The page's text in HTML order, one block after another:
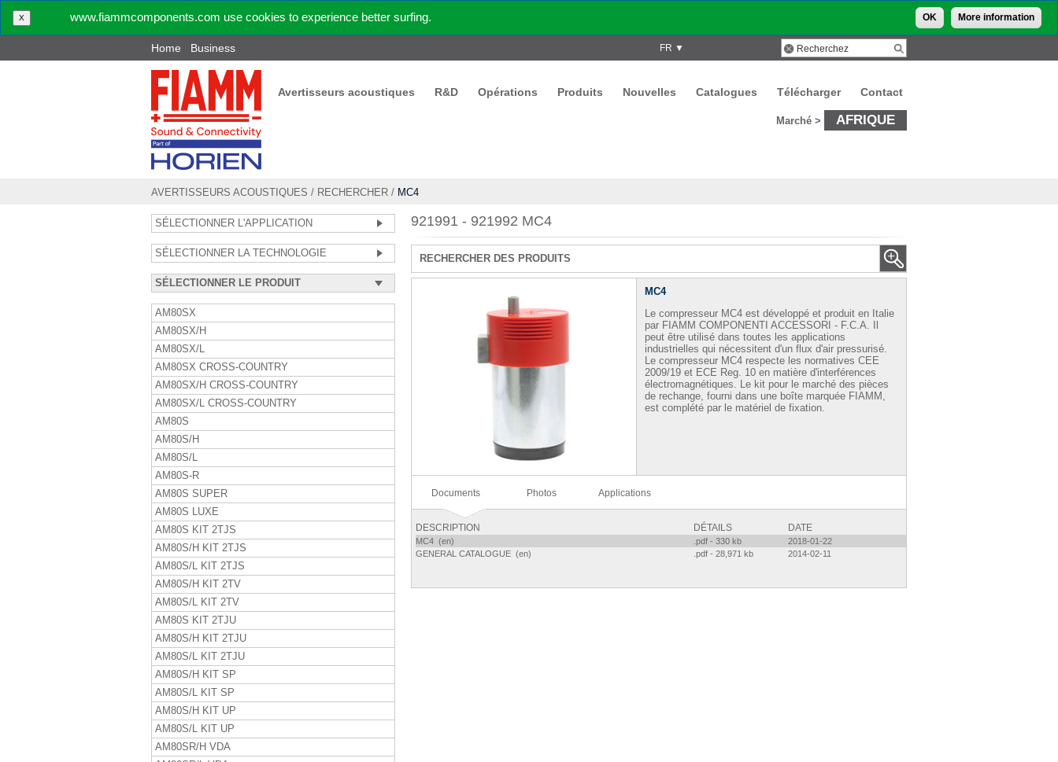
X www.fiammcomponents.com use cookies to experience better surfing. OK More information
FR ▼
Home Business
Avertisseurs acoustiques R&D Opérations Produits Nouvelles Catalogues Télécharger Contact
Marché > AFRIQUE
AVERTISSEURS ACOUSTIQUES / RECHERCHER / MC4
SÉLECTIONNER L'APPLICATION
SÉLECTIONNER LA TECHNOLOGIE
SÉLECTIONNER LE PRODUIT
AM80SX
AM80SX/H
AM80SX/L
AM80SX CROSS-COUNTRY
AM80SX/H CROSS-COUNTRY
AM80SX/L CROSS-COUNTRY
AM80S
AM80S/H
AM80S/L
AM80S-R
AM80S SUPER
AM80S LUXE
AM80S KIT 2TJS
AM80S/H KIT 2TJS
AM80S/L KIT 2TJS
AM80S/H KIT 2TV
AM80S/L KIT 2TV
AM80S KIT 2TJU
AM80S/H KIT 2TJU
AM80S/L KIT 2TJU
AM80S/H KIT SP
AM80S/L KIT SP
AM80S/H KIT UP
AM80S/L KIT UP
AM80SR/H VDA
921991 - 921992 MC4
RECHERCHER DES PRODUITS
MC4
Le compresseur MC4 est développé et produit en Italie
par FIAMM COMPONENTI ACCESSORI - F.C.A. Il
peut être utilisé dans toutes les applications
industrielles qui nécessitent d'un flux d'air pressurisé.
Le compresseur MC4 respecte les normatives CEE
2009/19 et ECE Reg. 10 en matière d'interférences
électromagnétiques. Le kit pour le marché des pièces
de rechange, fourni dans une boîte marquée FIAMM,
est complété par le matériel de fixation.
Documents Photos Applications
DESCRIPTION DÉTAILS DATE
MC4 (en) .pdf - 330 kb
2018-01-22
GENERAL CATALOGUE (en)
.pdf - 28,971 kb 2014-02-11